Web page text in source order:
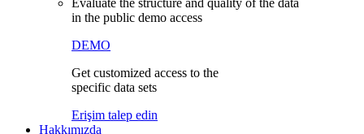
Evaluate the structure and quality of the data
in the public demo access
DEMO
Get customized access to the
specific data sets
Erişim talep edin
Hakkımızda